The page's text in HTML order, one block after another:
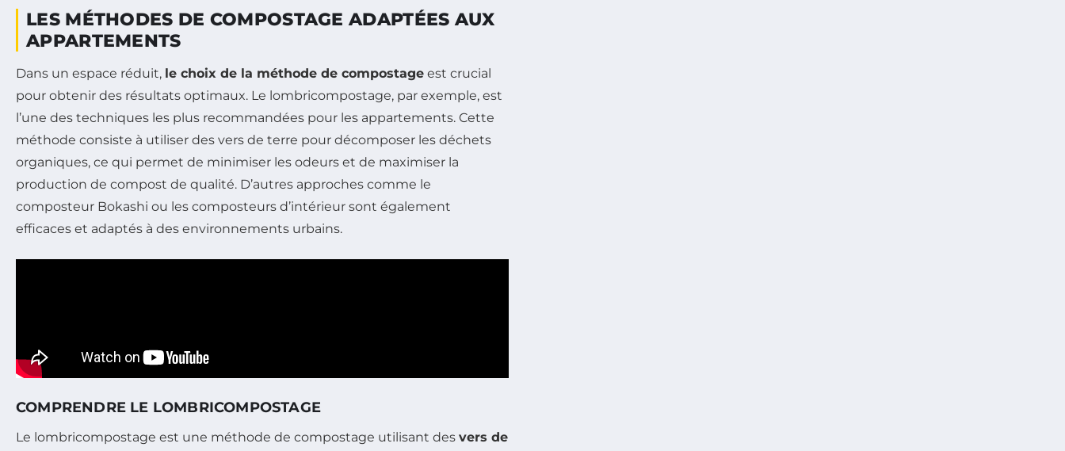
LES MÉTHODES DE COMPOSTAGE ADAPTÉES AUX
APPARTEMENTS
Dans un espace réduit, le choix de la méthode de compostage est crucial
pour obtenir des résultats optimaux. Le lombricompostage, par exemple, est
l’une des techniques les plus recommandées pour les appartements. Cette
méthode consiste à utiliser des vers de terre pour décomposer les déchets
organiques, ce qui permet de minimiser les odeurs et de maximiser la
production de compost de qualité. D’autres approches comme le
composteur Bokashi ou les composteurs d’intérieur sont également
efficaces et adaptés à des environnements urbains.
COMPRENDRE LE LOMBRICOMPOSTAGE
Le lombricompostage est une méthode de compostage utilisant des vers de